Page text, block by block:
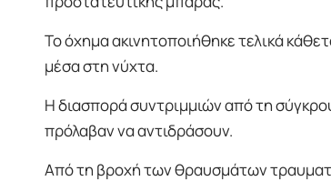
Το όχημα ακινητοποιήθηκε τελικά
μέσα στη νύχτα.
Η διασπορά συντριμμιών από τη
πρόλαβαν να αντιδράσουν.
Από τη βροχή των θραυσμάτων